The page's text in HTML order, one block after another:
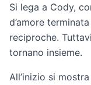
Si lega a Cody,
d’amore
reciproche.
tornano insieme.
All’inizio si